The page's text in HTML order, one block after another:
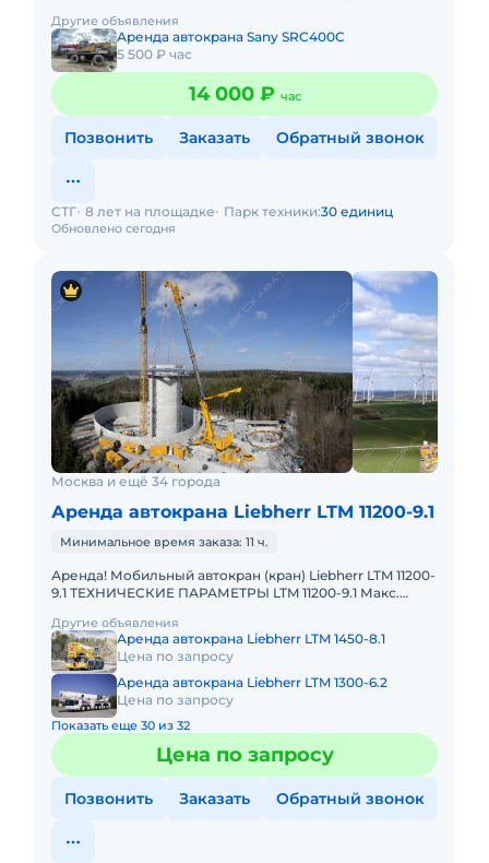
документами и гр
Другие объявления
Аренда автокрана Sany SRC400C
5 500 ₽ час
14 000 ₽ час
Позвонить Заказать Обратный звонок
Обновлено сегодня
СТГ 8 лет на площадке Парк техники:30 единиц
Москва и ещё 34 города
Аренда автокрана Liebherr LTM 11200-9.1
Минимальное время заказа: 11 ч.
Аренда! Мобильный автокран (кран) Liebherr LTM 11200-
9.1 ТЕХНИЧЕСКИЕ ПАРАМЕТРЫ LTM 11200-9.1 Макс.
м Макс.
Другие объявления
Аренда автокрана Liebherr LTM 1450-8.1
Цена по запросу
Аренда автокрана Liebherr LTM 1300-6.2
Цена по запросу
Показать еще 30 из 32
Цена по запросу
Позвонить Заказать Обратный звонок